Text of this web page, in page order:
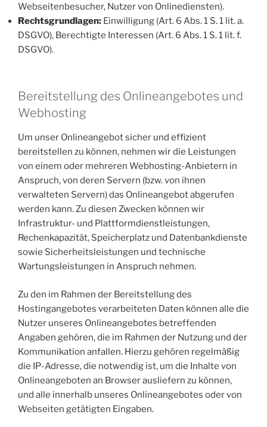
Webseitenbesucher, Nutzer von Onlinediensten).
Rechtsgrundlagen: Einwilligung (Art. 6 Abs. 1 S. 1 lit. a.
DSGVO), Berechtigte Interessen (Art. 6 Abs. 1 S. 1 lit. f.
DSGVO).
Bereitstellung des Onlineangebotes und
Webhosting
Um unser Onlineangebot sicher und effizient
bereitstellen zu können, nehmen wir die Leistungen
von einem oder mehreren Webhosting-Anbietern in
Anspruch, von deren Servern (bzw. von ihnen
verwalteten Servern) das Onlineangebot abgerufen
werden kann. Zu diesen Zwecken können wir
Infrastruktur- und Plattformdienstleistungen,
Rechenkapazität, Speicherplatz und Datenbankdienste
sowie Sicherheitsleistungen und technische
Wartungsleistungen in Anspruch nehmen.
Zu den im Rahmen der Bereitstellung des
Hostingangebotes verarbeiteten Daten können alle die
Nutzer unseres Onlineangebotes betreffenden
Angaben gehören, die im Rahmen der Nutzung und der
Kommunikation anfallen. Hierzu gehören regelmäßig
die IP-Adresse, die notwendig ist, um die Inhalte von
Onlineangeboten an Browser ausliefern zu können,
und alle innerhalb unseres Onlineangebotes oder von
Webseiten getätigten Eingaben.